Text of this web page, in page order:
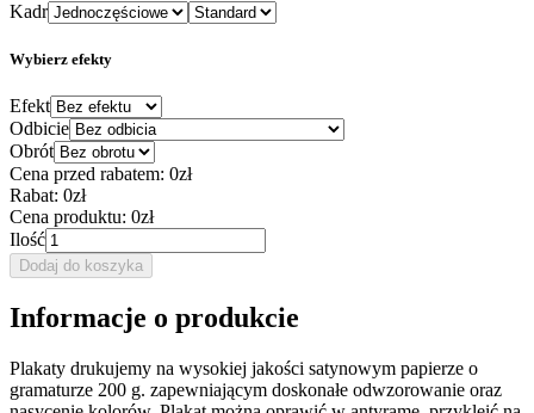
Kadr
Wybierz efekty
Efekt
Odbicie
Obrót
Cena przed rabatem: 0zł
Rabat: 0zł
Cena produktu: 0zł
Ilość
Dodaj do koszyka
Informacje o produkcie
Plakaty drukujemy na wysokiej jakości satynowym papierze o
gramaturze 200 g. zapewniającym doskonałe odwzorowanie oraz